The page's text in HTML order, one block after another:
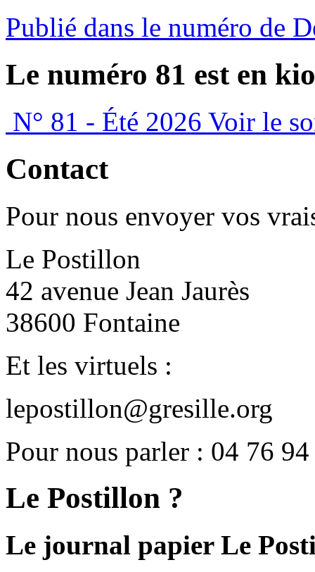
Publié dans le numéro de
Le numéro 81 est en
N° 81 - Été 2026 Voir le
Contact
Pour nous envoyer vos
Le Postillon
42 avenue Jean Jaurès
38600 Fontaine
Et les virtuels :
lepostillon@gresille.org
Pour nous parler : 04 76
Le Postillon ?
Le journal papier Le